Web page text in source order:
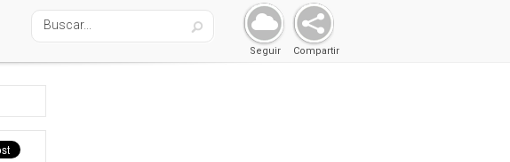
Compartir
Seguir